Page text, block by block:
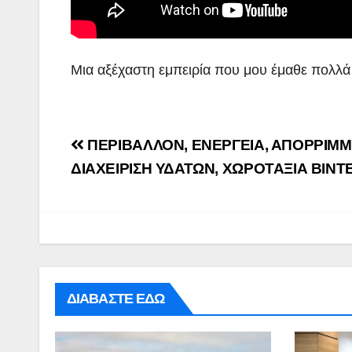
Μια αξέχαστη εμπειρία που μου έμαθε
Post
navigation
ΠΕΡΙΒΑΛΛΟΝ, ΕΝΕΡΓΕΙΑ,
ΔΙΑΧΕΙΡΙΣΗ ΥΔΑΤΩΝ, ΧΩΡΟΤΑΞΙΑ
ΔΙΑΒΑΣΤΕ ΕΔΩ
ΝΑΥΠΛΙΟ:
Λιμενικού
(βίντεο)
ADMIN
ΦΟΔΣΑ